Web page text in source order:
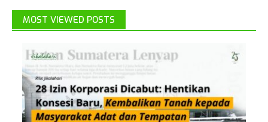
MOST VIEWED POSTS